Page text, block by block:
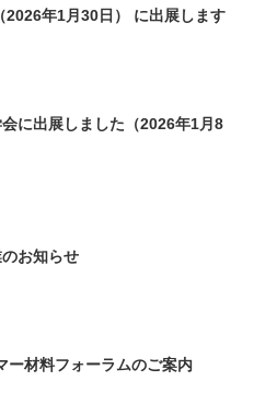
2026年1月30日） に出展します
に出展しました（2026年1月8
お知らせ
ー材料フォーラムのご案内